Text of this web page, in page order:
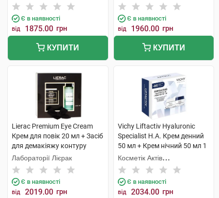
Є в наявності
від 1875.00 грн
КУПИТИ
Інтернаціональ
Є в наявності
від 1960.00 грн
КУПИТИ
Lierac Premium Eye Cream
Крем для повік 20 мл + Засіб
для демакіяжу контуру
очей100мл 1 набір
Лабораторії Лієрак
Є в наявності
від 2019.00 грн
Vichy Liftactiv Hyaluronic
Specialist H.A. Крем денний
50 мл + Крем нічний 50 мл 1
набір
Косметік Актів
Інтернаціональ
Є в наявності
від 2034.00 грн